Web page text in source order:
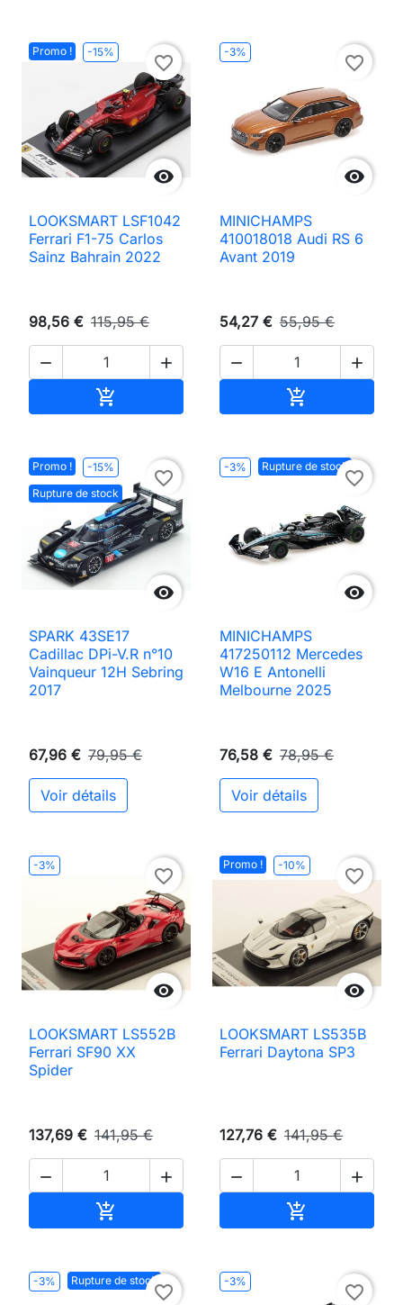
Promo ! -15%

favorite_border
LOOKSMART LSF1042
Ferrari F1-75 Carlos
Sainz Bahrain 2022
98,56 € 115,95 €
 

-3%

favorite_border
MINICHAMPS
410018018 Audi RS 6
Avant 2019
54,27 € 55,95 €
 

Promo !
-15%
Rupture de stock

favorite_border
SPARK 43SE17
Cadillac DPi-V.R n°10
Vainqueur 12H Sebring
2017
67,96 € 79,95 €
Voir détails
-3% Rupture de stock

favorite_border
MINICHAMPS
417250112 Mercedes
W16 E Antonelli
Melbourne 2025
76,58 € 78,95 €
Voir détails
-3%

favorite_border
LOOKSMART LS552B
Ferrari SF90 XX
Spider
137,69 € 141,95 €
 

Promo ! -10%

favorite_border
LOOKSMART LS535B
Ferrari Daytona SP3
127,76 € 141,95 €
 

-3% Rupture de stock
favorite_border
-3%
favorite_border